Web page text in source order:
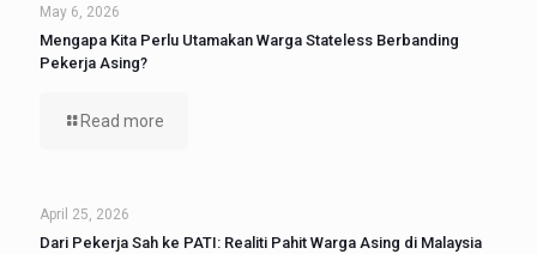
May 6, 2026
Mengapa Kita Perlu Utamakan Warga Stateless Berbanding
Pekerja Asing?
Read more
April 25, 2026
Dari Pekerja Sah ke PATI: Realiti Pahit Warga Asing di Malaysia